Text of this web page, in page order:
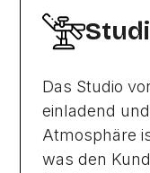
Das Studio
einladend
Atmosphäre
was den